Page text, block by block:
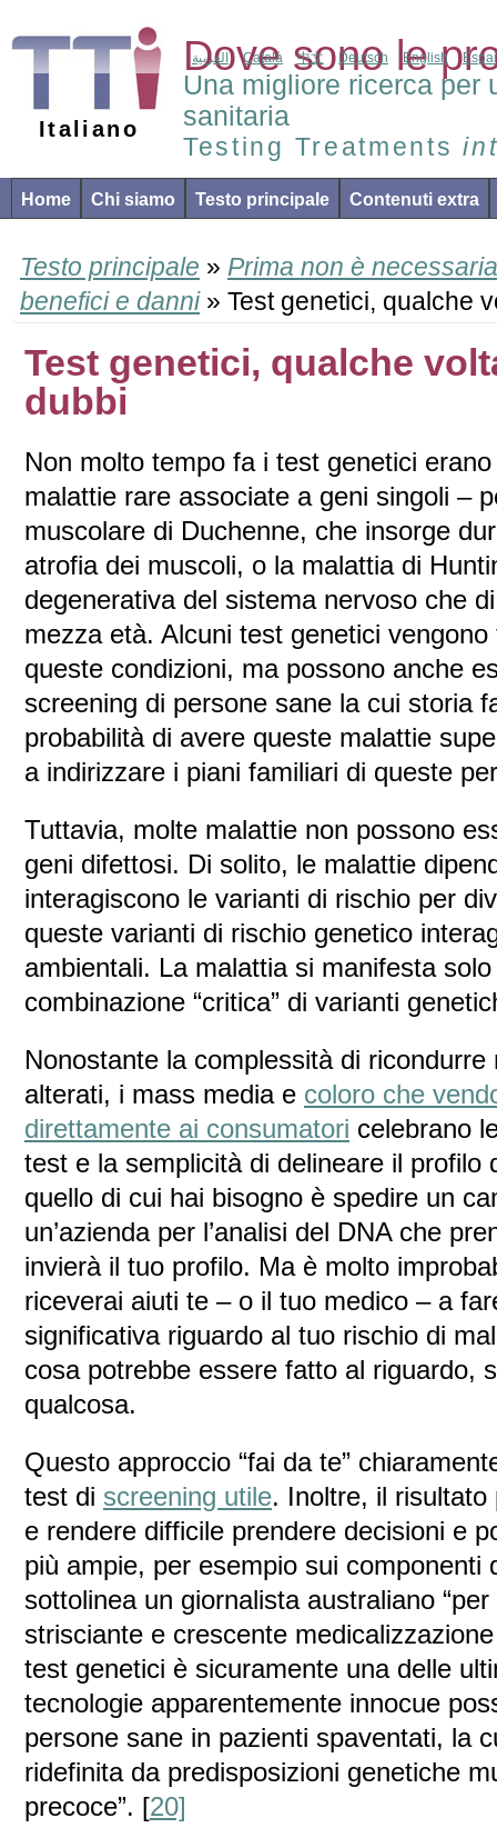
Italiano
Dove sono le
Una migliore ricerca per
sanitaria
Testing Treatments
العربية Català 中文 Deutsch English
Home Chi siamo Testo principale Contenuti extra
Testo principale » Prima non è
benefici e danni» Test genetici, qualche
Test genetici, qualche
dubbi
Non molto tempo fa i test genetici
malattie rare associate a geni singoli –
muscolare di Duchenne, che insorge
atrofia dei muscoli, o la malattia di
degenerativa del sistema nervoso che
mezza età. Alcuni test genetici
queste condizioni, ma possono anche
screening di persone sane la cui storia
probabilità di avere queste malattie
a indirizzare i piani familiari di queste
Tuttavia, molte malattie non possono
geni difettosi. Di solito, le malattie
interagiscono le varianti di rischio per
queste varianti di rischio genetico
ambientali. La malattia si manifesta solo
combinazione “critica” di varianti
Nonostante la complessità di
alterati, i mass media e coloro che
direttamente ai consumatori celebrano
test e la semplicità di delineare il profilo
quello di cui hai bisogno è spedire un
un’azienda per l’analisi del DNA che
invierà il tuo profilo. Ma è molto
riceverai aiuti te – o il tuo medico – a
significativa riguardo al tuo rischio di
cosa potrebbe essere fatto al riguardo,
qualcosa.
Questo approccio “fai da te”
test di screening utile. Inoltre, il
e rendere difficile prendere decisioni e
più ampie, per esempio sui componenti
sottolinea un giornalista australiano
strisciante e crescente
test genetici è sicuramente una delle
tecnologie apparentemente innocue
persone sane in pazienti spaventati, la
ridefinita da predisposizioni genetiche
precoce”. [20]